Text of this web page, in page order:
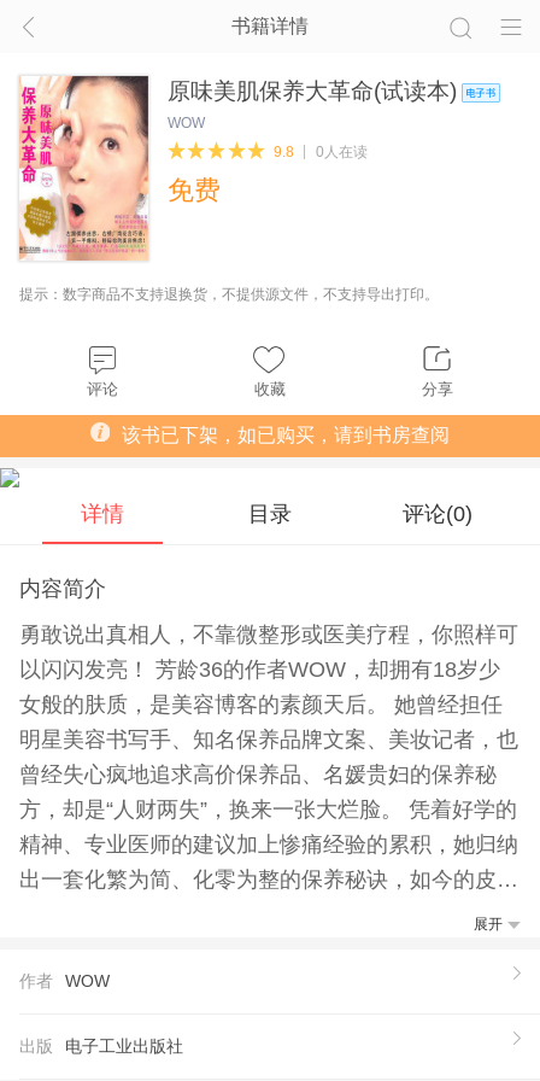
书籍详情
原味美肌保养大革命(试读本)
WOW
9.8
0人在读
免费
提示：数字商品不支持退换货，不提供源文件，不支持导出打印。
评论 收藏 分享
该书已下架，如已购买，请到书房查阅
详情 目录 评论(0)
内容简介
勇敢说出真相人，不靠微整形或医美疗程，你照样可
以闪闪发亮！ 芳龄36的作者WOW，却拥有18岁少
女般的肤质，是美容博客的素颜天后。 她曾经担任
明星美容书写手、知名保养品牌文案、美妆记者，也
曾经失心疯地追求高价保养品、名媛贵妇的保养秘
方，却是“人财两失”，换来一张大烂脸。 凭着好学的
精神、专业医师的建议加上惨痛经验的累积，她归纳
出一套化繁为简、化零为整的保养秘诀，如今的皮肤
持续挂零！
左踢保养迷思，右劈厂商花言巧语， **手爆料，粉碎
展开
作者 WOW
出版 电子工业出版社